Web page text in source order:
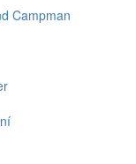
Campman